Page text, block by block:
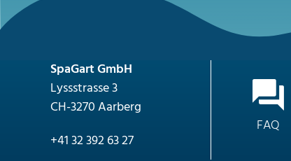
SpaGart GmbH
Lyssstrasse 3
CH-3270 Aarberg
+41 32 392 63 27
FAQ